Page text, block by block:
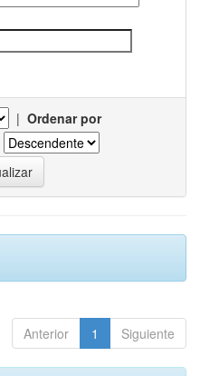
| Ordenar por
Anterior 1 Siguiente